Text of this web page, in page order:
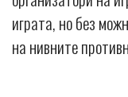
играта, но без
на нивните